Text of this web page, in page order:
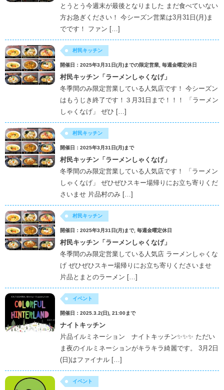
とうとう今週末が最後となりました まだ食べていない
方お急ぎください！ 今シーズン営業は3月31日(月)ま
でです！ ファン […]
村民キッチン
開催日：2025年3月31日(月)までの限定営業, 毎週金曜定休日
村民キッチン「ラーメンしゃくなげ」
冬季間のみ限定営業している人気店です！ 今シーズン
はもうじき終了です！３月31日まで！！！ 「ラーメン
しゃくなげ」 ぜひ […]
村民キッチン
開催日：2025年3月31日(月)まで
村民キッチン「ラーメンしゃくなげ」
冬季間のみ限定営業している人気店です！ 「ラーメン
しゃくなげ」 ぜひぜひスキー場帰りにお立ち寄りくだ
さいませ 片品村のみ […]
村民キッチン
開催日：2025年3月31日(月)まで, 毎週金曜定休日
村民キッチン「ラーメンしゃくなげ」
冬季間のみ限定営業している人気店 ラーメンしゃくな
げ ぜひぜひスキー場帰りにお立ち寄りくださいませ
片品とまとのラーメン […]
イベント
開催日：2025.3.2(日), 21:00まで
ナイトキッチン
片品イルミネーション ナイトキッチン✨✨✨ ただい
ま夜のイルミネーションがキラキラ綺麗です。 3月2日
(日)はファイナル […]
イベント